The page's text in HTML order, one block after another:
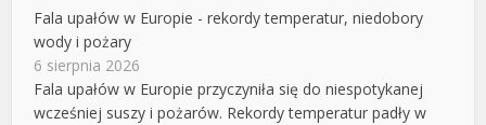
Fala upałów w Europie - rekordy temperatur, niedobory
wody i pożary
6 sierpnia 2026
Fala upałów w Europie przyczyniła się do niespotykanej
wcześniej suszy i pożarów. Rekordy temperatur padły w